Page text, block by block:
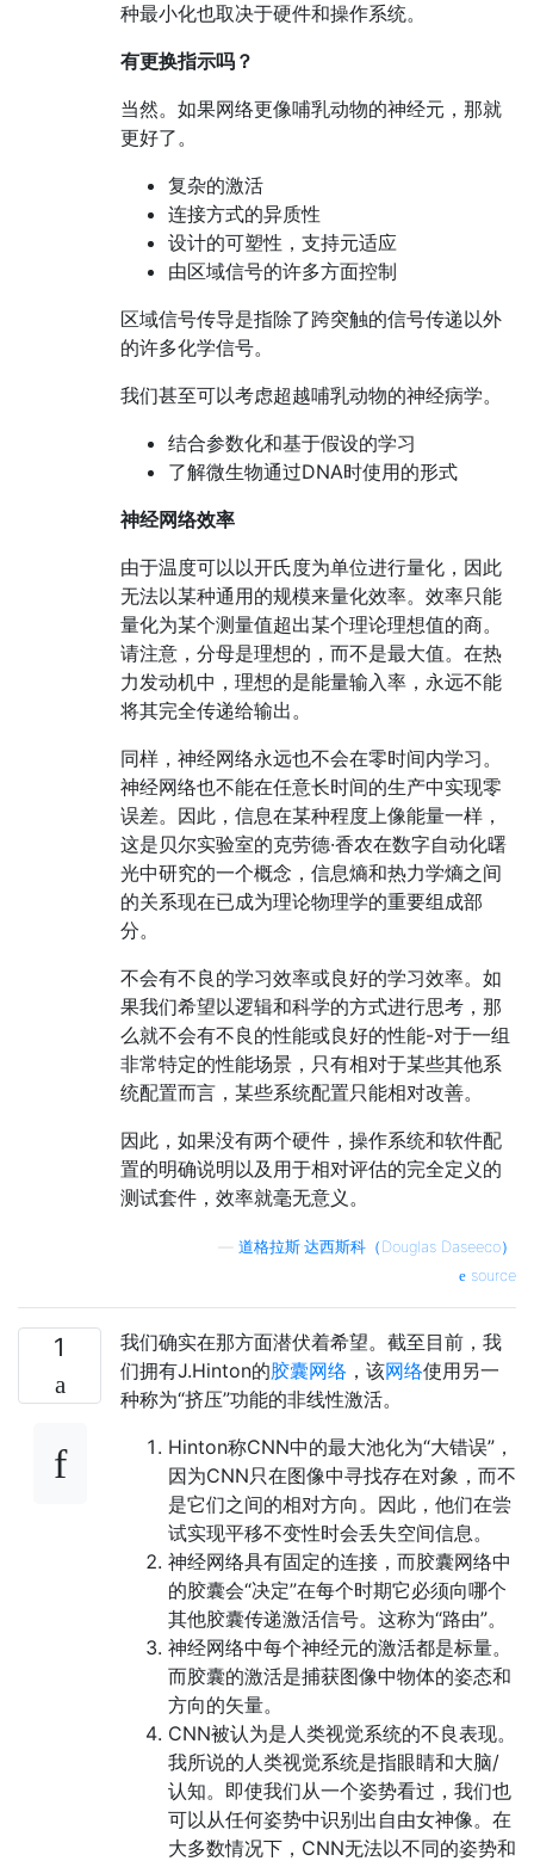
种最小化也取决于硬件和操作系统。
有更换指示吗？
当然。如果网络更像哺乳动物的神经元，那就
更好了。
复杂的激活
连接方式的异质性
设计的可塑性，支持元适应
由区域信号的许多方面控制
区域信号传导是指除了跨突触的信号传递以外
的许多化学信号。
我们甚至可以考虑超越哺乳动物的神经病学。
结合参数化和基于假设的学习
了解微生物通过DNA时使用的形式
神经网络效率
由于温度可以以开氏度为单位进行量化，因此
无法以某种通用的规模来量化效率。效率只能
量化为某个测量值超出某个理论理想值的商。
请注意，分母是理想的，而不是最大值。在热
力发动机中，理想的是能量输入率，永远不能
将其完全传递给输出。
同样，神经网络永远也不会在零时间内学习。
神经网络也不能在任意长时间的生产中实现零
误差。因此，信息在某种程度上像能量一样，
这是贝尔实验室的克劳德·香农在数字自动化曙
光中研究的一个概念，信息熵和热力学熵之间
的关系现在已成为理论物理学的重要组成部
分。
不会有不良的学习效率或良好的学习效率。如
果我们希望以逻辑和科学的方式进行思考，那
么就不会有不良的性能或良好的性能-对于一组
非常特定的性能场景，只有相对于某些其他系
统配置而言，某些系统配置只能相对改善。
因此，如果没有两个硬件，操作系统和软件配
置的明确说明以及用于相对评估的完全定义的
测试套件，效率就毫无意义。
道格拉斯·达西斯科（Douglas Daseeco）
source
1
我们确实在那方面潜伏着希望。截至目前，我
们拥有J.Hinton的胶囊网络 ，该网络使用另一
种称为“挤压”功能的非线性激活。
Hinton称CNN中的最大池化为“大错误”，
因为CNN只在图像中寻找存在对象，而不
是它们之间的相对方向。因此，他们在尝
试实现平移不变性时会丢失空间信息。
神经网络具有固定的连接，而胶囊网络中
的胶囊会“决定”在每个时期它必须向哪个
其他胶囊传递激活信号。这称为“路由”。
神经网络中每个神经元的激活都是标量。
而胶囊的激活是捕获图像中物体的姿态和
方向的矢量。
CNN被认为是人类视觉系统的不良表现。
我所说的人类视觉系统是指眼睛和大脑/
认知。即使我们从一个姿势看过，我们也
可以从任何姿势中识别出自由女神像。在
大多数情况下，CNN无法以不同的姿势和